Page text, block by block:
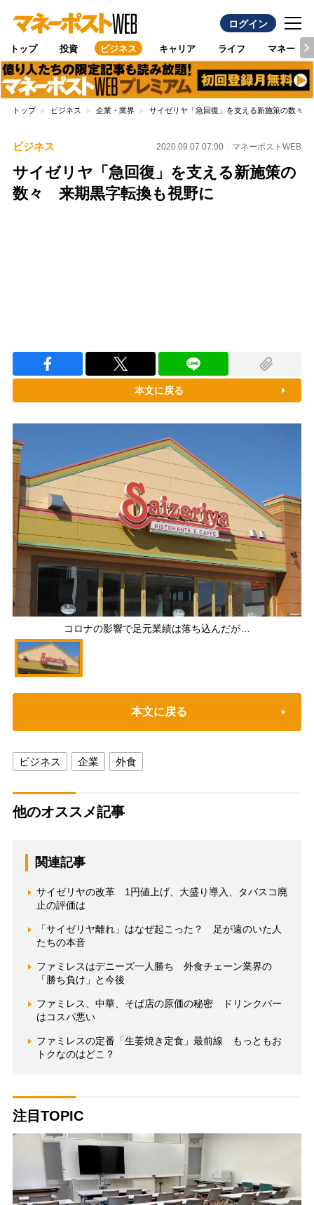
ログイン
トップ 投資 ビジネス キャリア ライフ マネー
トップ ビジネス 企業・業界 サイゼリヤ「急回復」を支える新施策の数々
ビジネス 2020.09.07 07:00 マネーポストWEB
サイゼリヤ「急回復」を支える新施策の
数々 来期黒字転換も視野に
本文に戻る
コロナの影響で足元業績は落ち込んだが…
本文に戻る
ビジネス 企業 外食
他のオススメ記事
関連記事
サイゼリヤの改革 1円値上げ、大盛り導入、タバスコ廃
止の評価は
「サイゼリヤ離れ」はなぜ起こった？ 足が遠のいた人
たちの本音
ファミレスはデニーズ一人勝ち 外食チェーン業界の
「勝ち負け」と今後
ファミレス、中華、そば店の原価の秘密 ドリンクバー
はコスパ悪い
ファミレスの定番「生姜焼き定食」最前線 もっともお
トクなのはどこ？
注目TOPIC